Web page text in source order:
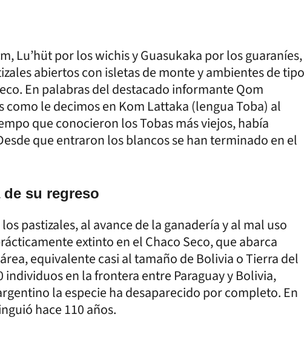
Lu’hüt por los wichis y Guasukaka por los guaraníes,
abiertos con isletas de monte y ambientes de tipo
En palabras del destacado informante Qom
como le decimos en Kom Lattaka (lengua Toba) al
que conocieron los Tobas más viejos, había
que entraron los blancos se han terminado en el
su regreso
pastizales, al avance de la ganadería y al mal uso
extinto en el Chaco Seco, que abarca
equivalente casi al tamaño de Bolivia o Tierra del
individuos en la frontera entre Paraguay y Bolivia,
la especie ha desaparecido por completo. En
hace 110 años.